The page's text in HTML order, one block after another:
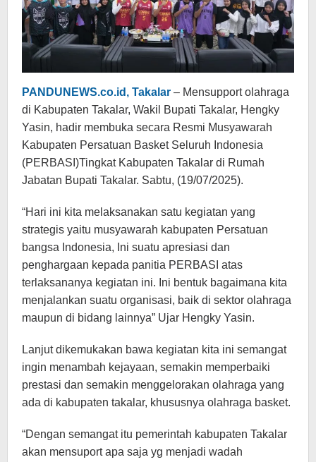
PANDUNEWS.co.id, Takalar – Mensupport olahraga
di Kabupaten Takalar, Wakil Bupati Takalar, Hengky
Yasin, hadir membuka secara Resmi Musyawarah
Kabupaten Persatuan Basket Seluruh Indonesia
(PERBASI)Tingkat Kabupaten Takalar di Rumah
Jabatan Bupati Takalar. Sabtu, (19/07/2025).
“Hari ini kita melaksanakan satu kegiatan yang
strategis yaitu musyawarah kabupaten Persatuan
bangsa Indonesia, Ini suatu apresiasi dan
penghargaan kepada panitia PERBASI atas
terlaksananya kegiatan ini. Ini bentuk bagaimana kita
menjalankan suatu organisasi, baik di sektor olahraga
maupun di bidang lainnya” Ujar Hengky Yasin.
Lanjut dikemukakan bawa kegiatan kita ini semangat
ingin menambah kejayaan, semakin memperbaiki
prestasi dan semakin menggelorakan olahraga yang
ada di kabupaten takalar, khususnya olahraga basket.
“Dengan semangat itu pemerintah kabupaten Takalar
akan mensuport apa saja yg menjadi wadah